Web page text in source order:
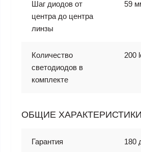
Шаг диодов от
центра до центра
линзы
59
Количество
светодиодов в
комплекте
200
ОБЩИЕ ХАРАКТЕРИСТИКИ
Гарантия 180